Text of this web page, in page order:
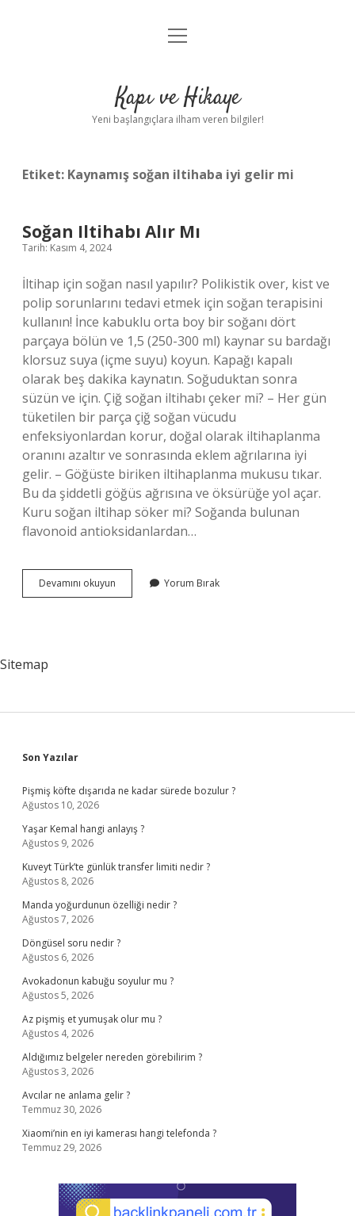
Anasayfa
Yasal Uyarı
menüyü
Kapı ve Hikaye
Yeni başlangıçlara ilham veren bilgiler!
Etiket: Kaynamış soğan iltihaba iyi gelir mi
Soğan Iltihabı Alır Mı
Tarih: Kasım 4, 2024
İltihap için soğan nasıl yapılır? Polikistik over, kist ve
polip sorunlarını tedavi etmek için soğan terapisini
kullanın! İnce kabuklu orta boy bir soğanı dört
parçaya bölün ve 1,5 (250-300 ml) kaynar su bardağı
klorsuz suya (içme suyu) koyun. Kapağı kapalı
olarak beş dakika kaynatın. Soğuduktan sonra
süzün ve için. Çiğ soğan iltihabı çeker mi? – Her gün
tüketilen bir parça çiğ soğan vücudu
enfeksiyonlardan korur, doğal olarak iltihaplanma
oranını azaltır ve sonrasında eklem ağrılarına iyi
gelir. – Göğüste biriken iltihaplanma mukusu tıkar.
Bu da şiddetli göğüs ağrısına ve öksürüğe yol açar.
Kuru soğan iltihap söker mi? Soğanda bulunan
flavonoid antioksidanlardan…
Devamını okuyun
Iltihabı
Yorum Bırak
Sitemap
Sidebar
Son Yazılar
Pişmiş köfte dışarıda ne kadar sürede bozulur ?
Ağustos 10, 2026
Yaşar Kemal hangi anlayış ?
Ağustos 9, 2026
Kuveyt Türk’te günlük transfer limiti nedir ?
Ağustos 8, 2026
Manda yoğurdunun özelliği nedir ?
Ağustos 7, 2026
Döngüsel soru nedir ?
Ağustos 6, 2026
Avokadonun kabuğu soyulur mu ?
Ağustos 5, 2026
Az pişmiş et yumuşak olur mu ?
Ağustos 4, 2026
Aldığımız belgeler nereden görebilirim ?
Ağustos 3, 2026
Avcılar ne anlama gelir ?
Temmuz 30, 2026
Xiaomi’nin en iyi kamerası hangi telefonda ?
Temmuz 29, 2026